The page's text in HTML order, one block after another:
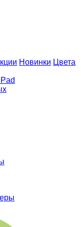
Новинки Цвета